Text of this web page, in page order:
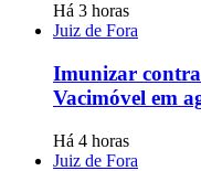
Há 3 horas
Juiz de Fora
Imunizar
Vacimóvel em
Há 4 horas
Juiz de Fora